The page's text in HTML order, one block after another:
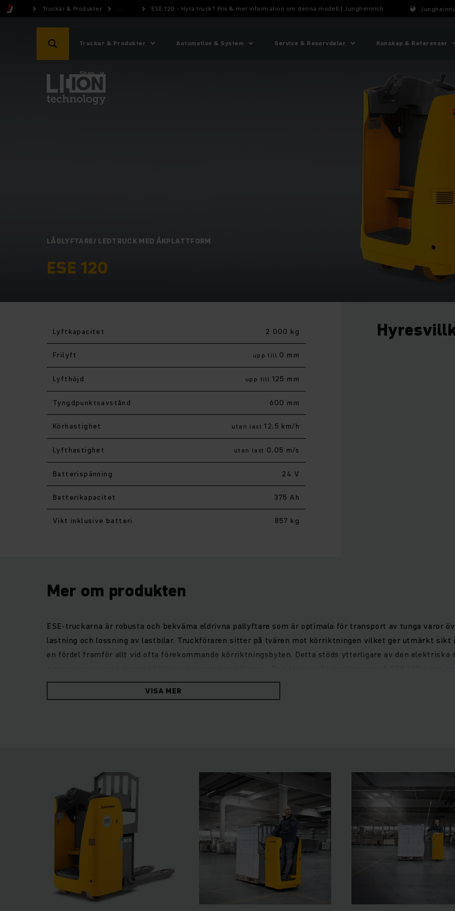
Truckar & Produkter ... ESE 120 - Hyra truck? Pris & mer information om denna modell | Jungheinrich
Truckar & Produkter Automation & System Service & Reservdelar Kunskap & Referenser
Shop
LÅGLYFTARE/ LEDTRUCK MED ÅKPLATTFORM
ESE 120
Lyftkapacitet 2 000 kg
Frilyft upp till 0 mm
Lyfthöjd upp till 125 mm
Tyngdpunktsavstånd 600 mm
Körhastighet utan last 12,5 km/h
Lyfthastighet utan last 0,05 m/s
Batterispänning 24 V
Batterikapacitet 375 Ah
Vikt inklusive batteri 857 kg
Mer om produkten
ESE-truckarna är robusta och bekväma eldrivna pallyftare som är optimala för transport av tunga varor
lastning och lossning av lastbilar. Truckföraren sitter på tvären mot körriktningen vilket ger utmärkt sikt
en fördel framför allt vid ofta förekommande körriktningsbyten. Detta stöds ytterligare av den elektriska
truckföraren mot stötar. Den kraftfulla motorn säkerställer hög körhastighet och snabb acceleration.
kraftpaket alltid redo, även vid flerskiftsdrift. Detta tack vare korta laddningstider och snabba
VISA MER